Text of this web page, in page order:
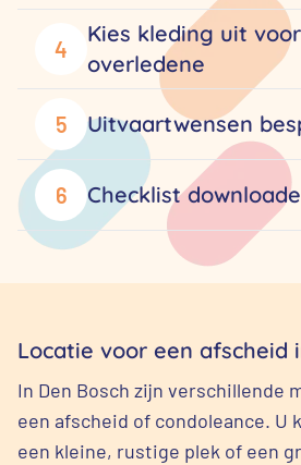
4
Kies kleding uit
overledene
5 Uitvaartwensen
6 Checklist
Locatie voor een afscheid
In Den Bosch zijn verschillende
een afscheid of condoleance. U
een kleine, rustige plek of een